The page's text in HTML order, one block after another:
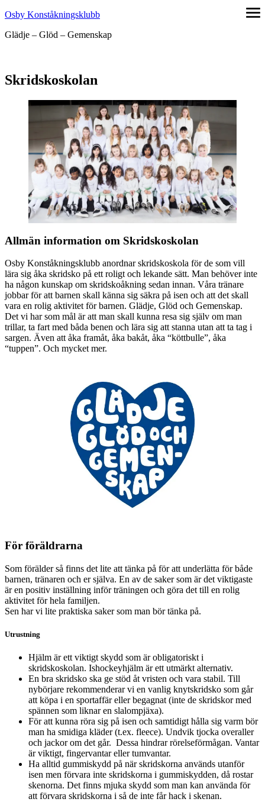
Hoppa
innehåll
Osby Konståkningsklubb
Glädje – Glöd – Gemenskap
Skridskoskolan
Allmän information om Skridskoskolan
Osby Konståkningsklubb anordnar skridskoskola för de som vill
lära sig åka skridsko på ett roligt och lekande sätt. Man behöver inte
ha någon kunskap om skridskoåkning sedan innan. Våra tränare
jobbar för att barnen skall känna sig säkra på isen och att det skall
vara en rolig aktivitet för barnen. Glädje, Glöd och Gemenskap.
Det vi har som mål är att man skall kunna resa sig själv om man
trillar, ta fart med båda benen och lära sig att stanna utan att ta tag i
sargen. Även att åka framåt, åka bakåt, åka “köttbulle”, åka
“tuppen”. Och mycket mer.
För föräldrarna
Som förälder så finns det lite att tänka på för att underlätta för både
barnen, tränaren och er själva. En av de saker som är det viktigaste
är en positiv inställning inför träningen och göra det till en rolig
aktivitet för hela familjen.
Sen har vi lite praktiska saker som man bör tänka på.
Utrustning
Hjälm är ett viktigt skydd som är obligatoriskt i
skridskoskolan. Ishockeyhjälm är ett utmärkt alternativ.
En bra skridsko ska ge stöd åt vristen och vara stabil. Till
nybörjare rekommenderar vi en vanlig knytskridsko som går
att köpa i en sportaffär eller begagnat (inte de skridskor med
spännen som liknar en slalompjäxa).
För att kunna röra sig på isen och samtidigt hålla sig varm bör
man ha smidiga kläder (t.ex. fleece). Undvik tjocka overaller
och jackor om det går. Dessa hindrar rörelseförmågan. Vantar
är viktigt, fingervantar eller tumvantar.
Ha alltid gummiskydd på när skridskorna används utanför
isen men förvara inte skridskorna i gummiskydden, då rostar
skenorna. Det finns mjuka skydd som man kan använda för
att förvara skridskorna i så de inte får hack i skenan.